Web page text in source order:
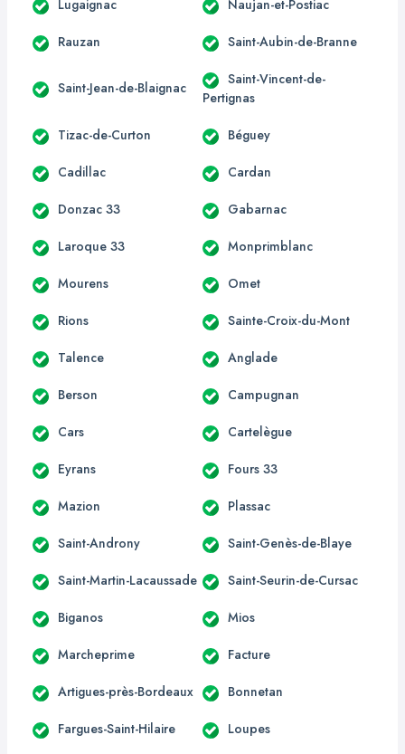
Lugaignac Naujan-et-Postiac
Rauzan Saint-Aubin-de-Branne
Saint-Jean-de-Blaignac
Saint-Vincent-de-
Pertignas
Tizac-de-Curton Béguey
Cadillac Cardan
Donzac 33 Gabarnac
Laroque 33 Monprimblanc
Mourens Omet
Rions Sainte-Croix-du-Mont
Talence Anglade
Berson Campugnan
Cars Cartelègue
Eyrans Fours 33
Mazion Plassac
Saint-Androny Saint-Genès-de-Blaye
Saint-Martin-Lacaussade Saint-Seurin-de-Cursac
Biganos Mios
Marcheprime Facture
Artigues-près-Bordeaux Bonnetan
Fargues-Saint-Hilaire Loupes